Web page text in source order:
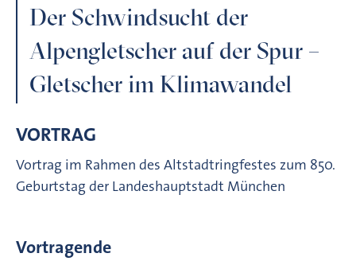
Der Schwindsucht der
Alpengletscher auf der Spur –
Gletscher im Klimawandel
VORTRAG
Vortrag im Rahmen des Altstadtringfestes zum 850.
Geburtstag der Landeshauptstadt München
Vortragende